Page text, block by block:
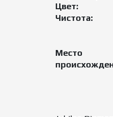
Цвет:
Чистота:
Место